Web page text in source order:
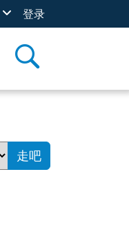
登录
走吧